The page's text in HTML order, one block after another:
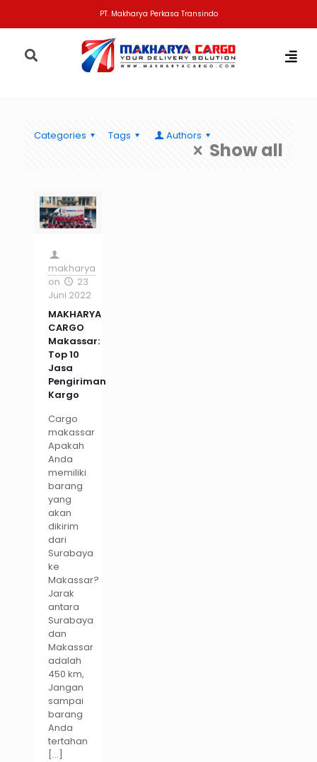
PT. Makharya Perkasa Transindo
Categories Tags Authors
Show all
makharya
on
23
Juni 2022
MAKHARYA
CARGO
Makassar:
Top 10
Jasa
Pengiriman
Kargo
Cargo
makassar
Apakah
Anda
memiliki
barang
yang
akan
dikirim
dari
Surabaya
ke
Makassar?
Jarak
antara
Surabaya
dan
Makassar
adalah
450 km,
Jangan
sampai
barang
Anda
tertahan
[…]